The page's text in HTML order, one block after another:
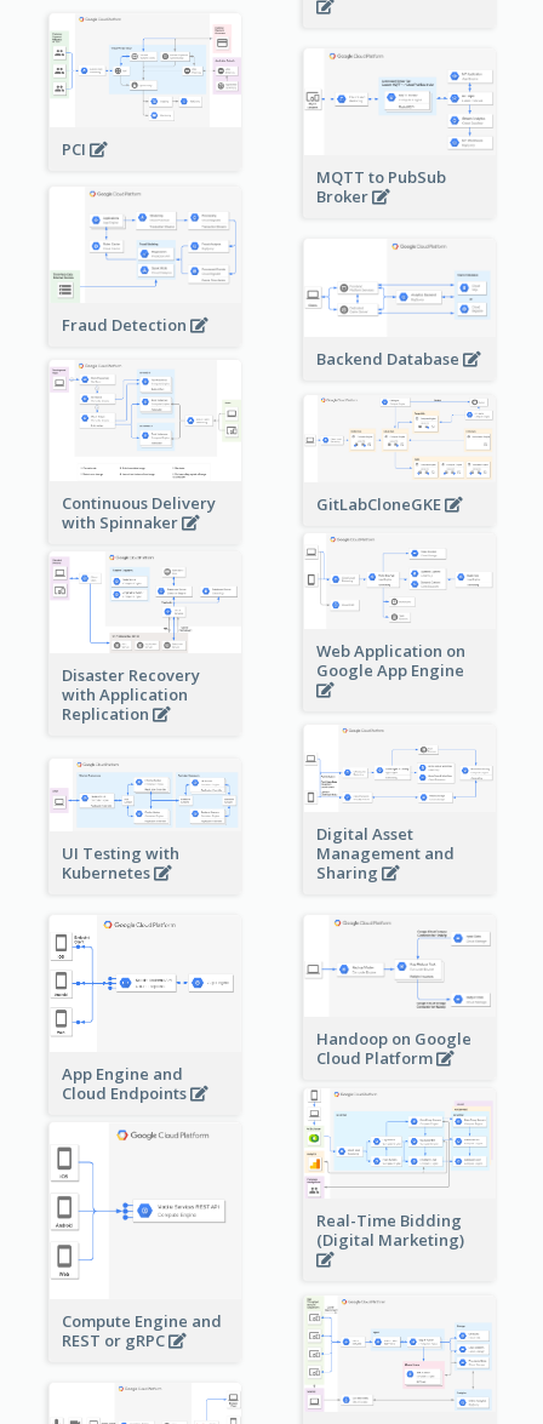
PCI
MQTT to PubSub
Broker
Fraud Detection
Backend Database
Continuous Delivery
with Spinnaker
GitLabCloneGKE
Web Application on
Google App Engine
Disaster Recovery
with Application
Replication
Digital Asset
Management and
Sharing
UI Testing with
Kubernetes
App Engine and
Cloud Endpoints
Handoop on Google
Cloud Platform
Real-Time Bidding
(Digital Marketing)
Compute Engine and
REST or gRPC